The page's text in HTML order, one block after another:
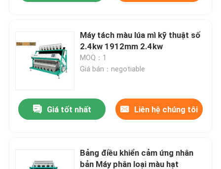
Máy tách màu lúa mì kỹ thuật số
2.4kw 1912mm 2.4kw
MOQ：1
Giá bán：negotiable
Giá tốt nhất Liên hệ chúng tôi
Bảng điều khiển cảm ứng nhân
bản Máy phân loại màu hạt